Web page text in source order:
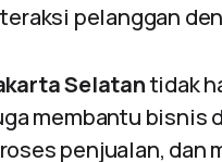
pelanggan
Selatantidak
membantu bisnis
penjualan, dan